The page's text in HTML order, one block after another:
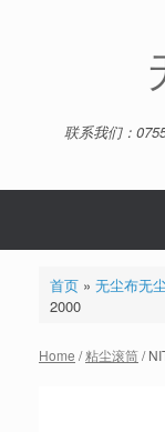
联系我们：
首页» 无尘布无
2000
Home /粘尘滚筒/